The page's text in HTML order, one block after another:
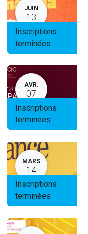
JUIN
13
Inscriptions
terminées
AVR.
07
Inscriptions
terminées
MARS
14
Inscriptions
terminées